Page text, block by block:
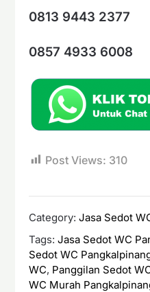
0813 9443 2377
0857 4933 6008
Post Views: 310
Category:Jasa Sedot
Tags:Jasa Sedot WC
Sedot WC
WC, Panggilan Sedot
WC Murah